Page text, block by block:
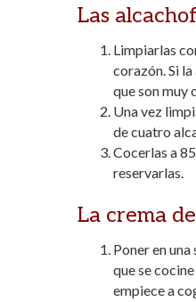
Las
Limpiarlas
corazón. Si
que son muy
Una vez
de cuatro
Cocerlas a
reservarlas.
La crema
Poner en
que se
empiece a